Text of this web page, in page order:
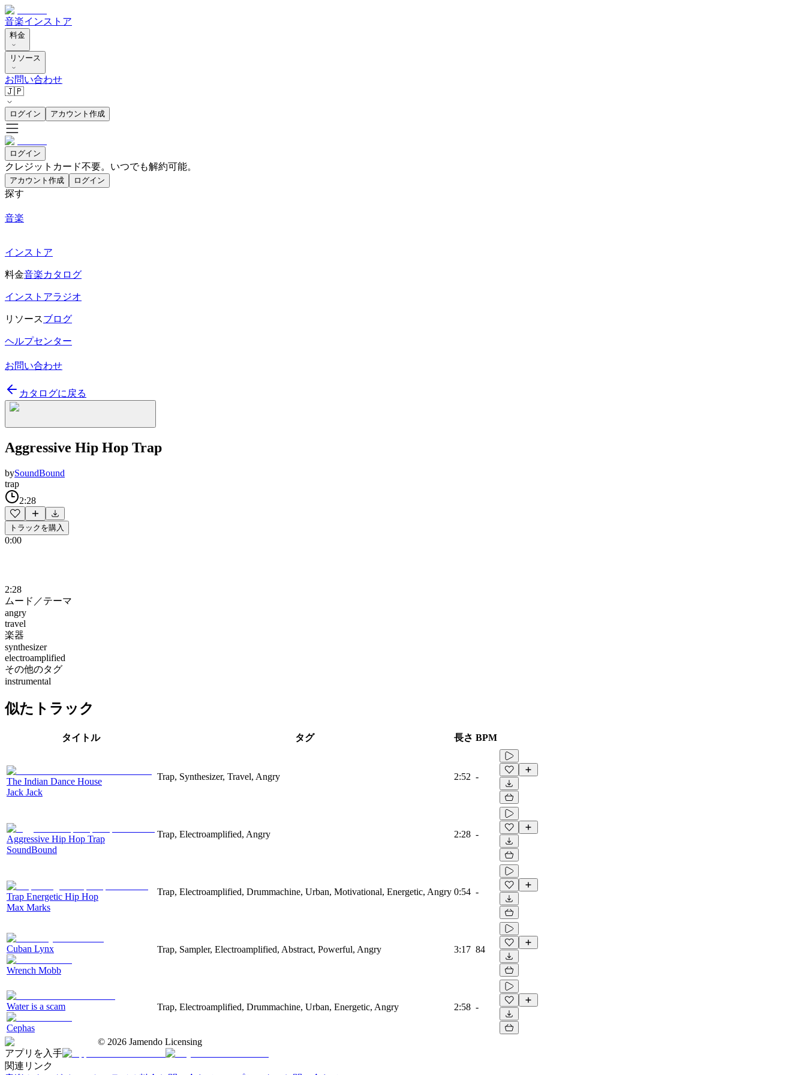
音楽インストア
料金
リソース
お問い合わせ
🇯🇵
ログイン アカウント作成
ログイン
クレジットカード不要。いつでも解約可能。
アカウント作成 ログイン
探す
音楽
インストア
料金音楽カタログ
インストアラジオ
リソースブログ
ヘルプセンター
お問い合わせ
カタログに戻る
Aggressive Hip Hop Trap
bySoundBound
trap
2:28
トラックを購入
0:00
2:28
ムード／テーマ
angry
travel
楽器
synthesizer
electroamplified
その他のタグ
instrumental
似たトラック
タイトル タグ 長さ BPM
The Indian Dance House
Jack Jack
Trap, Synthesizer, Travel, Angry 2:52 -
Aggressive Hip Hop Trap
SoundBound
Trap, Electroamplified, Angry 2:28 -
Trap Energetic Hip Hop
Max Marks
Trap, Electroamplified, Drummachine, Urban, Motivational, Energetic, Angry 0:54 -
Cuban Lynx
Wrench Mobb
Trap, Sampler, Electroamplified, Abstract, Powerful, Angry 3:17 84
Water is a scam
Cephas
Trap, Electroamplified, Drummachine, Urban, Energetic, Angry 2:58 -
© 2026 Jamendo Licensing
アプリを入手
関連リンク